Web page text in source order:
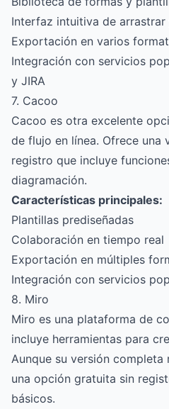
Interfaz intuitiva de
Exportación en varios
Integración con servicios
y JIRA
7. Cacoo
Cacoo es otra excelente
de flujo en línea. Ofrece una
registro que incluye
diagramación.
Características principales:
Plantillas prediseñadas
Colaboración en tiempo real
Exportación en múltiples
Integración con servicios
8. Miro
Miro es una plataforma de
incluye herramientas para
Aunque su versión
una opción gratuita sin
básicos.